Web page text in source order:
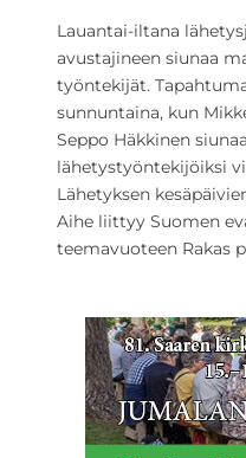
Lauantai-iltana
avustajineen siunaa
työntekijät.
sunnuntaina, kun
Seppo Häkkinen
lähetystyöntekijöiksi
Lähetyksen
Aihe liittyy Suomen
teemavuoteen Rakas